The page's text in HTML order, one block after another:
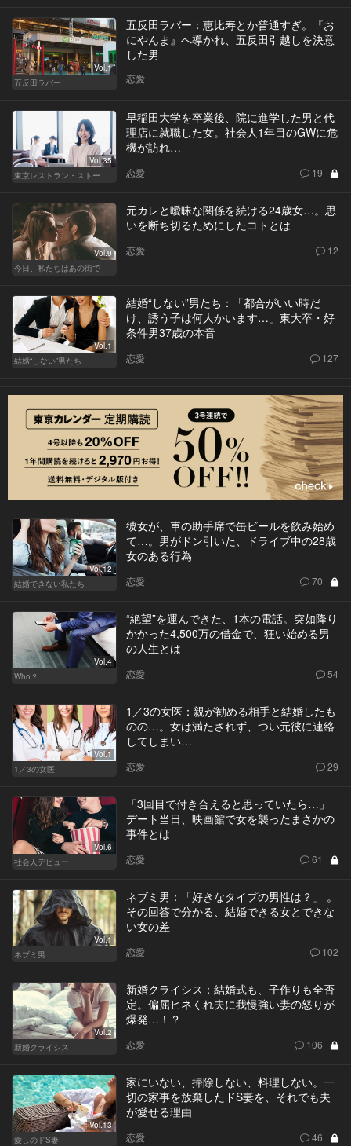
Vol.1
五反田ラバー
五反田ラバー：恵比寿とか普通すぎ。『お
にやんま』へ導かれ、五反田引越しを決意
した男
恋愛
Vol.35
東京レストラン・ストーリー
早稲田大学を卒業後、院に進学した男と代
理店に就職した女。社会人1年目のGWに危
機が訪れ…
恋愛 19
Vol.9
今日、私たちはあの街で
元カレと曖昧な関係を続ける24歳女…。思
いを断ち切るためにしたコトとは
恋愛 12
Vol.1
結婚“しない”男たち
結婚“しない”男たち：「都合がいい時だ
け、誘う子は何人かいます…」東大卒・好
条件男37歳の本音
恋愛 127
Vol.12
結婚できない私たち
彼女が、車の助手席で缶ビールを飲み始め
て…。男がドン引いた、ドライブ中の28歳
女のある行為
恋愛 70
Vol.4
Who？
“絶望”を運んできた、1本の電話。突如降り
かかった4,500万の借金で、狂い始める男
の人生とは
恋愛 54
Vol.1
1／3の女医
1／3の女医：親が勧める相手と結婚したも
のの…。女は満たされず、つい元彼に連絡
してしまい…
恋愛 29
Vol.6
社会人デビュー
「3回目で付き合えると思っていたら…」
デート当日、映画館で女を襲ったまさかの
事件とは
恋愛 61
Vol.1
ネブミ男
ネブミ男：「好きなタイプの男性は？」 。
その回答で分かる、結婚できる女とできな
い女の差
恋愛 102
Vol.2
新婚クライシス
新婚クライシス：結婚式も、子作りも全否
定。偏屈ヒネくれ夫に我慢強い妻の怒りが
爆発…！？
恋愛 106
Vol.13
愛しのドS妻
家にいない、掃除しない、料理しない。一
切の家事を放棄したドS妻を、それでも夫
が愛せる理由
恋愛 46